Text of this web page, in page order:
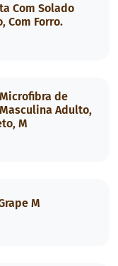
Com Solado
Com Forro.
de
Adulto,
M
M